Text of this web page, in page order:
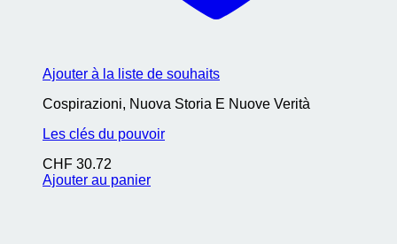
Ajouter à la liste de souhaits
Cospirazioni, Nuova Storia E Nuove Verità
Les clés du pouvoir
CHF 30.72
Ajouter au panier